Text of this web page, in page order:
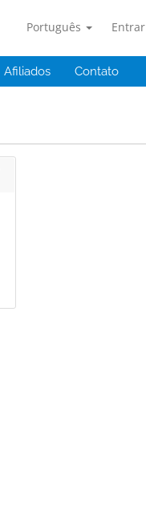
Português Entrar
Afiliados Contato